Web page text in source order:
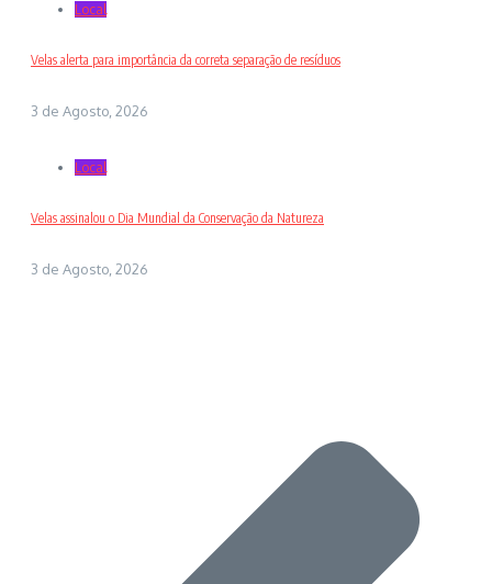
Local
Velas alerta para importância da correta separação de resíduos
3 de Agosto, 2026
Local
Velas assinalou o Dia Mundial da Conservação da Natureza
3 de Agosto, 2026